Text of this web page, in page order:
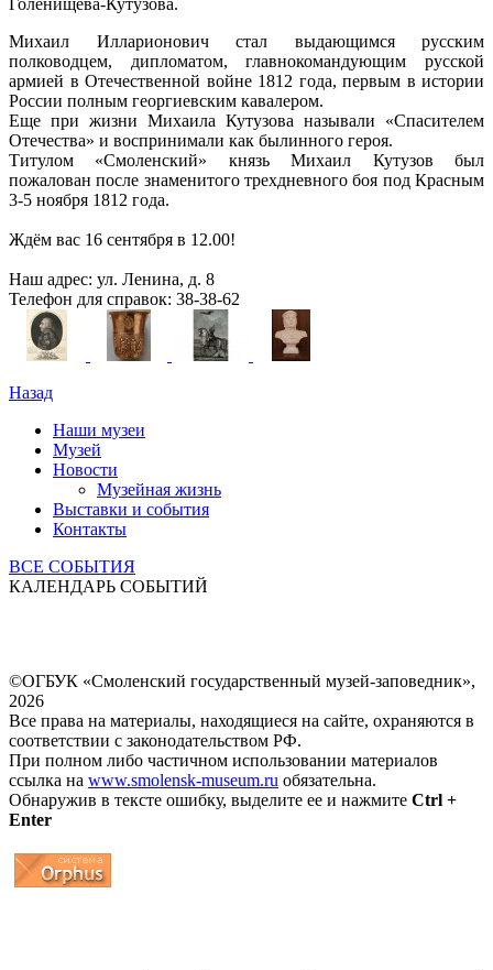
Михаил Илларионович стал выдающимся русским
полководцем, дипломатом, главнокомандующим русской
армией в Отечественной войне 1812 года, первым в истории
России полным георгиевским кавалером.
Еще при жизни Михаила Кутузова называли «Спасителем
Отечества» и воспринимали как былинного героя.
Титулом «Смоленский» князь Михаил Кутузов был
пожалован после знаменитого трехдневного боя под Красным
3-5 ноября 1812 года.
Ждём вас 16 сентября в 12.00!
Наш адрес: ул. Ленина, д. 8
Телефон для справок: 38-38-62
Назад
Наши музеи
Музей
Новости
Музейная жизнь
Выставки и события
Контакты
ВСЕ СОБЫТИЯ
КАЛЕНДАРЬ СОБЫТИЙ
©ОГБУК «Смоленский государственный музей-заповедник»,
2026
Все права на материалы, находящиеся на сайте, охраняются в
соответствии с законодательством РФ.
При полном либо частичном использовании материалов
ссылка на www.smolensk-museum.ru обязательна.
Обнаружив в тексте ошибку, выделите ее и нажмите Ctrl +
Enter